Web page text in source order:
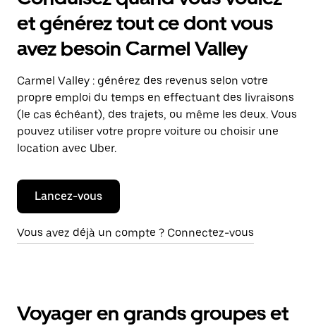
et générez tout ce dont vous
avez besoin Carmel Valley
Carmel Valley : générez des revenus selon votre
propre emploi du temps en effectuant des livraisons
(le cas échéant), des trajets, ou même les deux. Vous
pouvez utiliser votre propre voiture ou choisir une
location avec Uber.
Lancez-vous
Vous avez déjà un compte ? Connectez-vous
Voyager en grands groupes et